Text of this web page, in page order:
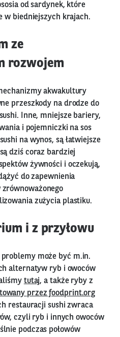
od sardynek, które
w biedniejszych krajach.
ze
rozwojem
akwakultury
przeszkody na drodze do
Inne, mniejsze bariery,
i pojemniczki na sos
na wynos, są łatwiejsze
dziś coraz bardziej
żywności i oczekują,
do zapewnienia
zużycia plastiku.
i z przyłowu
może być m.in.
alternatyw ryb i owoców
tutaj, a także ryby z
przez foodprint.org
restauracji sushi zwraca
czyli ryb i innych owoców
podczas połowów